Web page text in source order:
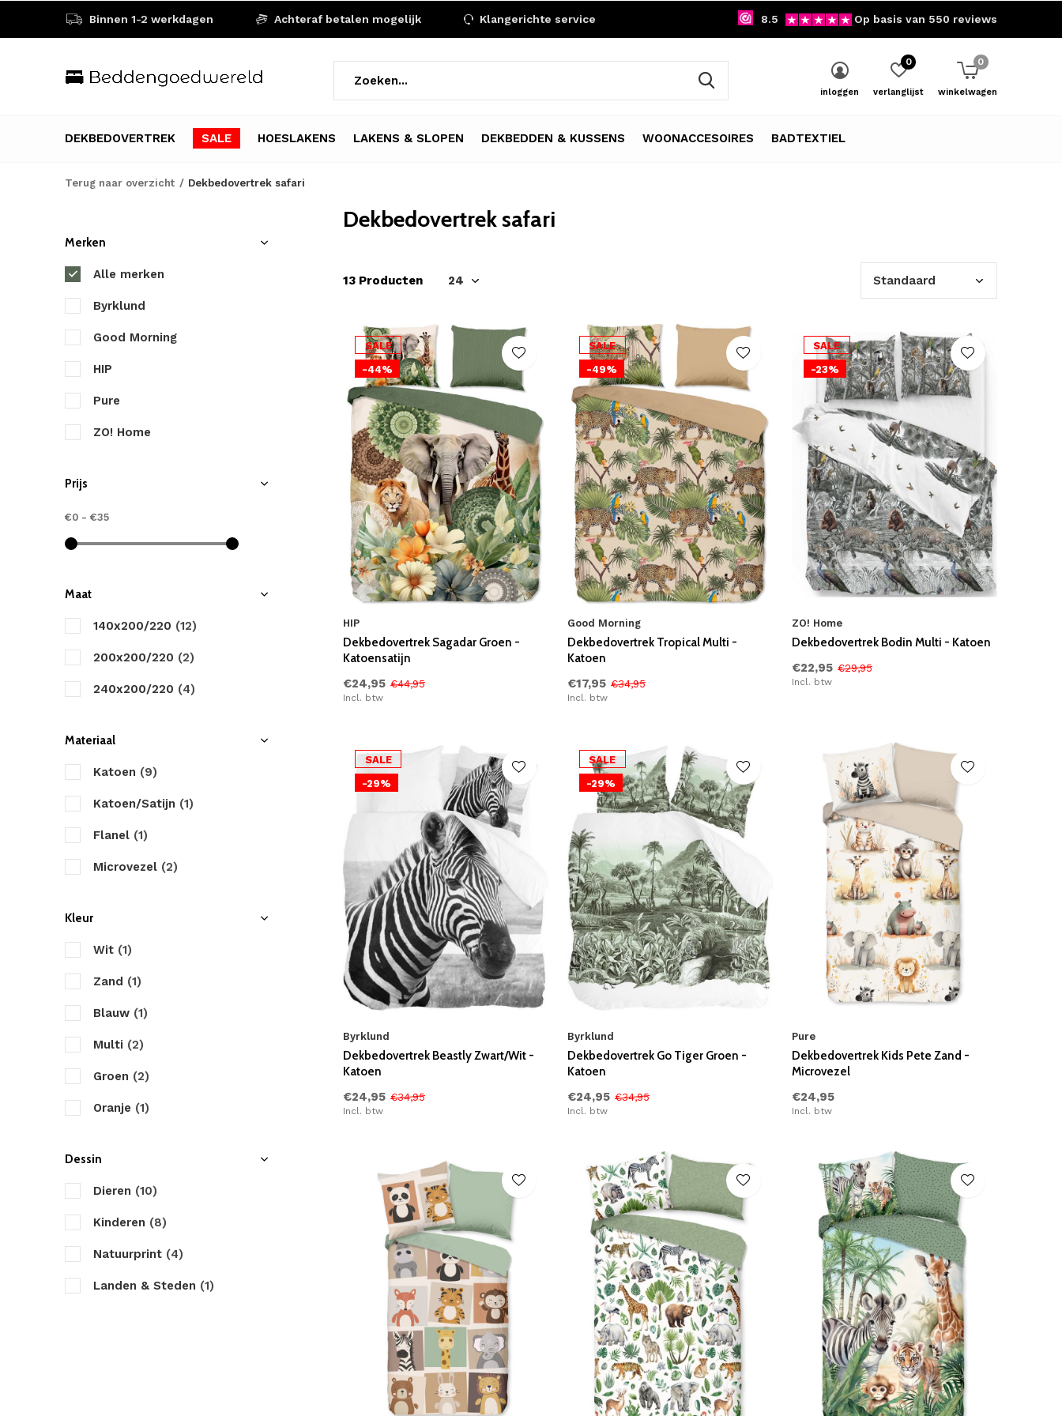
DEKBEDOVERTREK SALE HOESLAKENS LAKENS & SLOPEN DEKBEDDEN & KUSSENS WOONACCESOIRES BADTEXTIEL
inloggen verlanglijst
0
winkelwagen
0
Binnen 1-2 werkdagen Achteraf betalen mogelijk Klangerichte service 8.5 Op basis van 550 reviews
Terug naar overzicht Dekbedovertrek safari
Dekbedovertrek safari
13 Producten
SALE
-44%
HIP
Dekbedovertrek Sagadar Groen -
Katoensatijn
€24,95 €44,95
Incl. btw
SALE
-49%
Good Morning
Dekbedovertrek Tropical Multi -
Katoen
€17,95 €34,95
Incl. btw
SALE
-23%
ZO! Home
Dekbedovertrek Bodin Multi - Katoen
€22,95 €29,95
Incl. btw
SALE
-29%
Byrklund
Dekbedovertrek Beastly Zwart/Wit -
Katoen
€24,95 €34,95
Incl. btw
SALE
-29%
Byrklund
Dekbedovertrek Go Tiger Groen -
Katoen
€24,95 €34,95
Incl. btw
Pure
Dekbedovertrek Kids Pete Zand -
Microvezel
€24,95
Incl. btw
Merken
Alle merken
Byrklund
Good Morning
HIP
Pure
ZO! Home
Prijs
€0 - €35
Maat
140x200/220 (12)
200x200/220 (2)
240x200/220 (4)
Materiaal
Katoen (9)
Katoen/Satijn (1)
Flanel (1)
Microvezel (2)
Kleur
Wit (1)
Zand (1)
Blauw (1)
Multi (2)
Groen (2)
Oranje (1)
Dessin
Dieren (10)
Kinderen (8)
Natuurprint (4)
Landen & Steden (1)